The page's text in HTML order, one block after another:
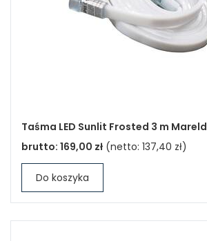
Taśma LED Sunlit Frosted 3 m Mareld
brutto: 169,00 zł (netto: 137,40 zł)
Do koszyka